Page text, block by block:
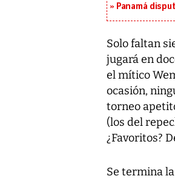
Panamá
Solo faltan
jugará en
el mítico
ocasión,
torneo
(los del
¿Favoritos?
Se termina